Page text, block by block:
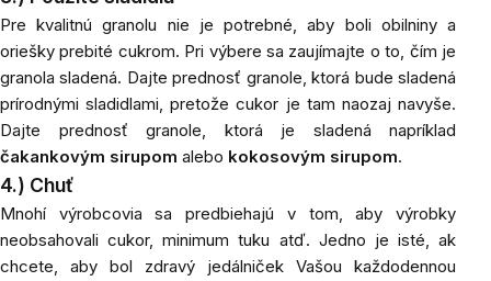
Prekvalitnú granolu nie je potrebné, aby boli obilniny a
oriešky prebité cukrom. Pri výbere sa zaujímajte o to, čím je
granola sladená. Dajte prednosť granole, ktorá bude sladená
prírodnými sladidlami, pretože cukor je tam naozaj navyše.
Dajte prednosť granole, ktorá je sladená napríklad
čakankovým sirupom alebo kokosovým sirupom.
4.) Chuť
Mnohí výrobcovia sa predbiehajú v tom, aby výrobky
neobsahovali cukor, minimum tuku atď. Jedno je isté, ak
chcete, aby bol zdravý jedálniček Vašou každodennou